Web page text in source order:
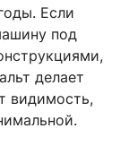
Если
под
делает
видимость,